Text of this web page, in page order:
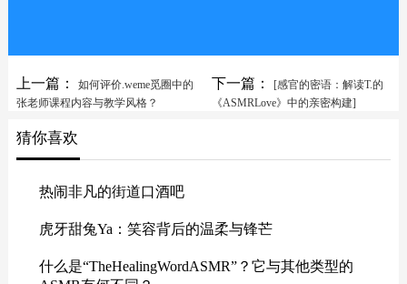
上一篇：
如何评价.weme觅圈中的
张老师课程内容与教学风格？
下一篇：
[感官的密语：解读T.的
《ASMRLove》中的亲密构建]
猜你喜欢
热闹非凡的街道口酒吧
虎牙甜兔Ya：笑容背后的温柔与锋芒
什么是“TheHealingWordASMR”？它与其他类型的